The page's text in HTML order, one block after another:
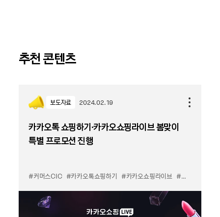
추천 콘텐츠
보도자료 2024.02.19
카카오톡 쇼핑하기∙카카오쇼핑라이브 봄맞이
특별 프로모션 진행
#커머스CIC #카카오톡쇼핑하기 #카카오쇼핑라이브 #프로모션